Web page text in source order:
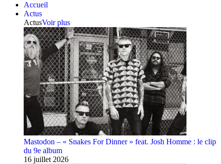
Accueil
Actus
ActusVoir plus
Mastodon – « Snakes For Dinner » feat. Josh Homme : le clip
du 9e album
16 juillet 2026